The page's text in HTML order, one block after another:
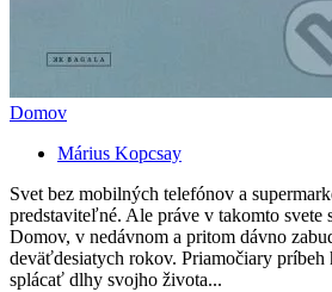
Domov
Márius Kopcsay
Svet bez mobilných telefónov a
predstaviteľné. Ale práve v takomto svete
Domov, v nedávnom a pritom dávno
deväťdesiatych rokov. Priamočiary príbeh
splácať dlhy svojho života...